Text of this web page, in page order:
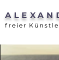
freier